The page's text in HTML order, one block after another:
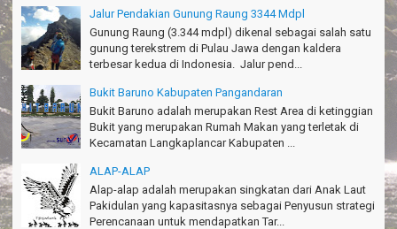
Hiromi - Fukusima JapanJalur Pendakian Gunung Raung 3344 Mdpl
Gunung Raung (3.344 mdpl) dikenal sebagai salah satu
gunung terekstrem di Pulau Jawa dengan kaldera
terbesar kedua di Indonesia. Jalur pend...
Bukit Baruno Kabupaten Pangandaran
Bukit Baruno adalah merupakan Rest Area di ketinggian
Bukit yang merupakan Rumah Makan yang terletak di
Kecamatan Langkaplancar Kabupaten ...
ALAP-ALAP
Alap-alap adalah merupakan singkatan dari Anak Laut
Pakidulan yang kapasitasnya sebagai Penyusun strategi
Perencanaan untuk mendapatkan Tar...